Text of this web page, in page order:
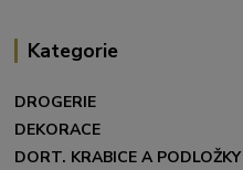
Kategorie
DROGERIE
DEKORACE
DORT. KRABICE A PODLOŽKY